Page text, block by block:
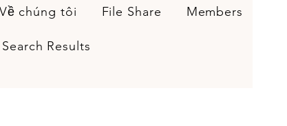
Về chúng tôi File Share Members
Search Results